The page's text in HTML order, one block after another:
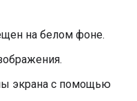
на белом фоне.
экрана с помощью